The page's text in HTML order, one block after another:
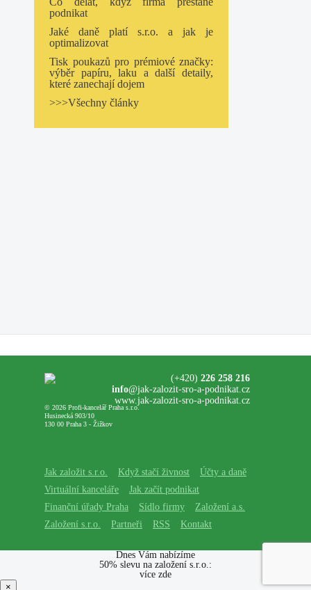
podnikat
Jaké daně platí s.r.o. a jak je
optimalizovat
Tisk poukazů pro prémiové značky:
výběr papíru, laku a další detaily,
které zanechají dojem
>>>Všechny články
© 2026 Profi-kancelář Praha s.r.o.
Husinecká 903/10
130 00 Praha 3 - Žižkov
(+420) 226 258 216
info@jak-zalozit-sro-a-podnikat.cz
www.jak-zalozit-sro-a-podnikat.cz
Jak založit s.r.o. Když stačí živnost
Účty a daně
Virtuální kanceláře
Jak začít podnikat
Finanční úřady Praha
Sídlo firmy
Založení a.s.
Založení s.r.o.
Partneři RSS Kontakt
Dnes Vám nabízíme
50% slevu na založení s.r.o.:
více zde
×